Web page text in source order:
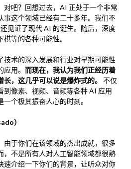
对吧？回想过去，AI 正处于一个非常
事这个领域已经有二十多年。我们不
见证了现代 AI 的诞生。随后，深度
等的各种可能性。
技术的深入发展和行业对早期可能性
用。 而现在，我认为我们正经历着
，这几乎可以说是爆炸式的。
不仅
到像素、视频、音频等各种 AI 应用
个极其振奋人心的时刻。
）
由于你们在该领域的杰出成就，很多
，不是所有人对人工智能领域都很熟
速介绍一下你们的背景，让听众对你